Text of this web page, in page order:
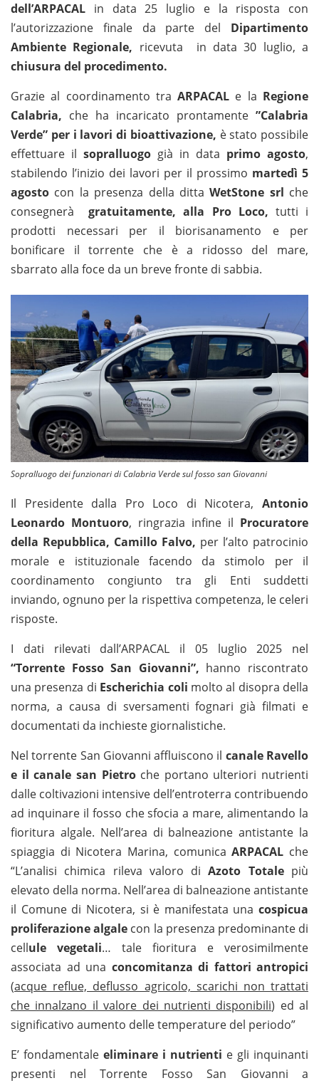
dell’ARPACAL in data 25 luglio e la risposta con
l’autorizzazione finale da parte del Dipartimento
Ambiente Regionale, ricevuta in data 30 luglio, a
chiusura del procedimento.
Grazie al coordinamento traARPACAL e la Regione
Calabria, che ha incaricato prontamente ”Calabria
Verde” per i lavori di bioattivazione, è stato possibile
effettuare il sopralluogo già in data primo agosto,
stabilendo l’inizio dei lavori per il prossimo martedì 5
agosto con la presenza della dittaWetStone srl che
consegneràgratuitamente, alla Pro Loco, tutti i
prodotti necessari per il biorisanamento e per
bonificare il torrente che è a ridosso del mare,
sbarrato alla foce da un breve fronte di sabbia.
Sopralluogo dei funzionari di Calabria Verde sul fosso san Giovanni
Il Presidente dalla Pro Loco di Nicotera, Antonio
Leonardo Montuoro, ringrazia infine il Procuratore
della Repubblica, Camillo Falvo, per l’alto patrocinio
morale e istituzionale facendo da stimolo per il
coordinamento congiunto tra gli Enti suddetti
inviando, ognuno per la rispettiva competenza, le celeri
risposte.
I dati rilevati dall’ARPACAL il 05 luglio 2025 nel
“Torrente Fosso San Giovanni”, hanno riscontrato
una presenza di Escherichia coli molto al disopra della
norma, a causa di sversamenti fognari già filmati e
documentati da inchieste giornalistiche.
Nel torrente San Giovanni affluiscono il canale Ravello
e il canale san Pietroche portano ulteriori nutrienti
dalle coltivazioni intensive dell’entroterra contribuendo
ad inquinare il fosso che sfocia a mare, alimentando la
fioritura algale. Nell’area di balneazione antistante la
spiaggia di Nicotera Marina, comunicaARPACAL che
“L’analisi chimica rileva valoro diAzoto Totalepiù
elevato della norma. Nell’area di balneazione antistante
il Comune di Nicotera, si è manifestata una cospicua
proliferazione algale con la presenza predominante di
cellule vegetali… tale fioritura e verosimilmente
associata ad una concomitanza di fattori antropici
(acque reflue, deflusso agricolo, scarichi non trattati
che innalzano il valore dei nutrienti disponibili) ed al
significativo aumento delle temperature del periodo”
E’ fondamentale eliminare i nutrienti e gli inquinanti
presenti nel Torrente Fosso San Giovanni a